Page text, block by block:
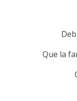
Que la